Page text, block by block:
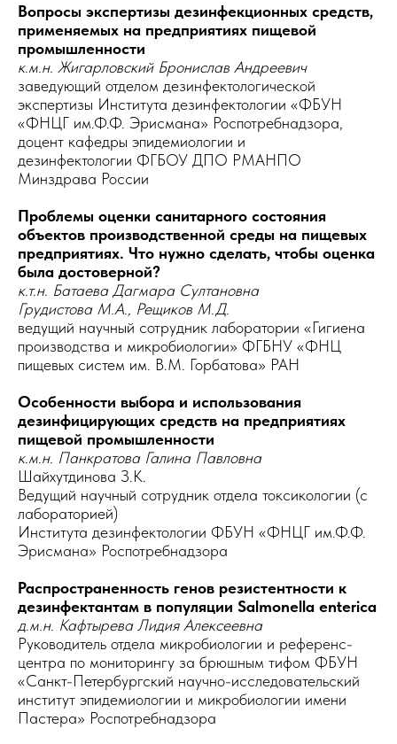
Вопросы экспертизы дезинфекционных средств,
применяемых на предприятиях пищевой
промышленности
к.м.н. Жигарловский Бронислав Андреевич
заведующий отделом дезинфектологической
экспертизы Института дезинфектологии «ФБУН
«ФНЦГ им.Ф.Ф. Эрисмана» Роспотребнадзора,
доцент кафедры эпидемиологии и
дезинфектологии ФГБОУ ДПО РМАНПО
Минздрава России
Проблемы оценки санитарного состояния
объектов производственной среды на пищевых
предприятиях. Что нужно сделать, чтобы оценка
была достоверной?
к.т.н. Батаева Дагмара Султановна
Грудистова М.А., Рещиков М.Д.
ведущий научный сотрудник лаборатории «Гигиена
производства и микробиологии» ФГБНУ «ФНЦ
пищевых систем им. В.М. Горбатова» РАН
Особенности выбора и использования
дезинфицирующих средств на предприятиях
пищевой промышленности
к.м.н. Панкратова Галина Павловна
Шайхутдинова З.К.
Ведущий научный сотрудник отдела токсикологии (с
лабораторией)
Института дезинфектологии ФБУН «ФНЦГ им.Ф.Ф.
Эрисмана» Роспотребнадзора
Распространенность генов резистентности к
дезинфектантам в популяции Salmonella enterica
д.м.н. Кафтырева Лидия Алексеевна
Руководитель отдела микробиологии и референс-
центра по мониторингу за брюшным тифом ФБУН
«Санкт-Петербургский научно-исследовательский
институт эпидемиологии и микробиологии имени
Пастера» Роспотребнадзора